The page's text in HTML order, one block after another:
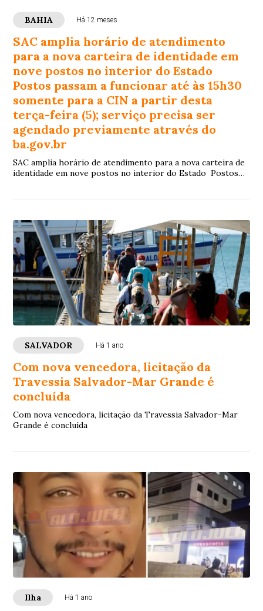
BAHIA Há 12 meses
SAC amplia horário de atendimento
para a nova carteira de identidade em
nove postos no interior do Estado
Postos passam a funcionar até às 15h30
somente para a CIN a partir desta
terça-feira (5); serviço precisa ser
agendado previamente através do
ba.gov.br
SAC amplia horário de atendimento para a nova carteira de
identidade em nove postos no interior do Estado Postos
SALVADOR Há 1 ano
Com nova vencedora, licitação da
Travessia Salvador-Mar Grande é
concluída
Com nova vencedora, licitação da Travessia Salvador-Mar
Grande é concluída
Ilha Há 1 ano